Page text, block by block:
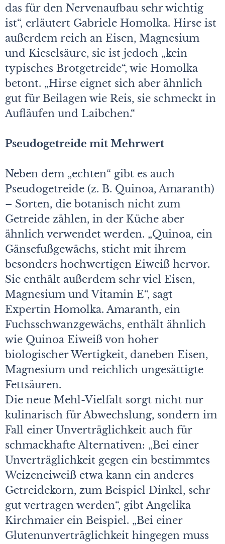
das für den Nervenaufbau sehr wichtig
ist“, erläutert Gabriele Homolka. Hirse ist
außerdem reich an Eisen, Magnesium
und Kieselsäure, sie ist jedoch „kein
typisches Brotgetreide“, wie Homolka
betont. „Hirse eignet sich aber ähnlich
gut für Beilagen wie Reis, sie schmeckt in
Aufläufen und Laibchen.“
Pseudogetreide mit Mehrwert
Neben dem „echten“ gibt es auch
Pseudogetreide (z. B. Quinoa, Amaranth)
– Sorten, die botanisch nicht zum
Getreide zählen, in der Küche aber
ähnlich verwendet werden. „Quinoa, ein
Gänsefußgewächs, sticht mit ihrem
besonders hochwertigen Eiweiß hervor.
Sie enthält außerdem sehr viel Eisen,
Magnesium und Vitamin E“, sagt
Expertin Homolka. Amaranth, ein
Fuchsschwanzgewächs, enthält ähnlich
wie Quinoa Eiweiß von hoher
biologischer Wertigkeit, daneben Eisen,
Magnesium und reichlich ungesättigte
Fettsäuren.
Die neue Mehl-Vielfalt sorgt nicht nur
kulinarisch für Abwechslung, sondern im
Fall einer Unverträglichkeit auch für
schmackhafte Alternativen: „Bei einer
Unverträglichkeit gegen ein bestimmtes
Weizeneiweiß etwa kann ein anderes
Getreidekorn, zum Beispiel Dinkel, sehr
gut vertragen werden“, gibt Angelika
Kirchmaier ein Beispiel. „Bei einer
Glutenunverträglichkeit hingegen muss